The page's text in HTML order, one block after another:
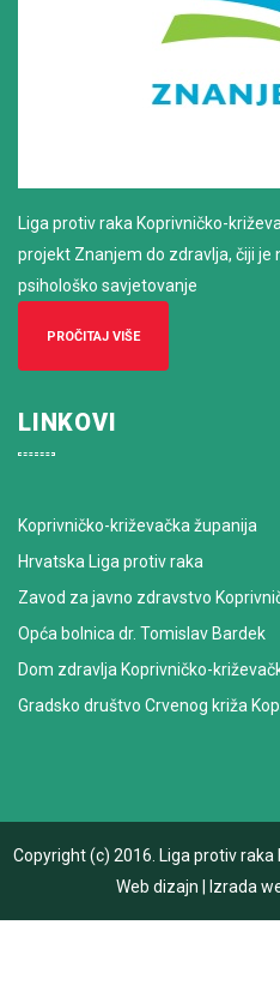
Liga protiv raka Koprivničko-
projekt Znanjem do zdravlja, čiji je
psihološko savjetovanje
PROČITAJ VIŠE
LINKOVI
Koprivničko-križevačka županija
Hrvatska Liga protiv raka
Zavod za javno zdravstvo
Opća bolnica dr. Tomislav Bardek
Dom zdravlja Koprivničko-
Gradsko društvo Crvenog križa
Copyright (c) 2016. Liga protiv
Web dizajn
Izrada